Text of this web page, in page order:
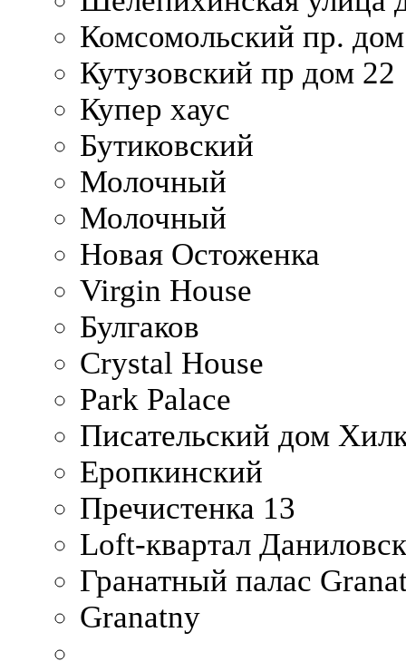
Комсомольский пр.
Кутузовский пр дом 22
Купер хаус
Бутиковский
Молочный
Молочный
Новая Остоженка
Virgin House
Булгаков
Crystal House
Park Palace
Писательский дом
Еропкинский
Пречистенка 13
Loft-квартал
Гранатный палас
Granatny